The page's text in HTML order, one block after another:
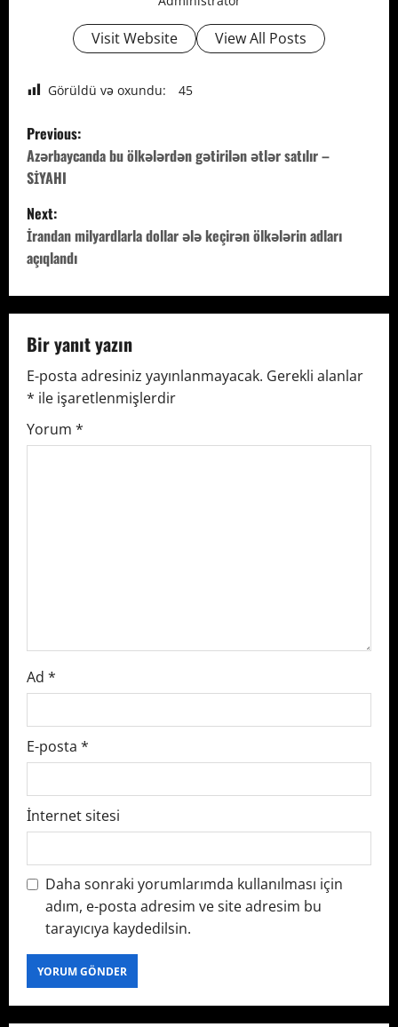
Visit Website View All Posts
Görüldü və oxundu: 45
P
o
s
t
n
a
v
i
g
Previous:
Azərbaycanda bu ölkələrdən gətirilən ətlər satılır –
SİYAHI
Next:
İrandan milyardlarla dollar ələ keçirən ölkələrin adları
açıqlandı
Bir yanıt yazın
E-posta adresiniz yayınlanmayacak. Gerekli alanlar
* ile işaretlenmişlerdir
Yorum *
Ad *
E-posta *
İnternet sitesi
Daha sonraki yorumlarımda kullanılması için
adım, e-posta adresim ve site adresim bu
tarayıcıya kaydedilsin.